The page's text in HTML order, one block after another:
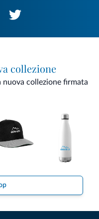
collezione
collezione firmata